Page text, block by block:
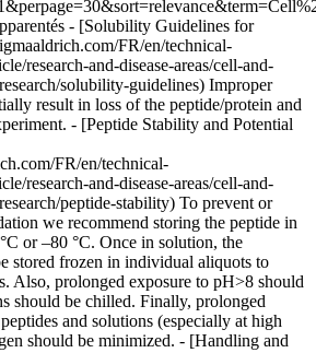
- [Solubility Guidelines for
FR/en/technical-
research-and-disease-areas/cell-and-
solubility-guidelines) Improper
result in loss of the peptide/protein and
- [Peptide Stability and Potential
FR/en/technical-
research-and-disease-areas/cell-and-
peptide-stability) To prevent or
we recommend storing the peptide in
or –80 °C. Once in solution, the
stored frozen in individual aliquots to
Also, prolonged exposure to pH>8 should
should be chilled. Finally, prolonged
and solutions (especially at high
should be minimized. - [Handling and